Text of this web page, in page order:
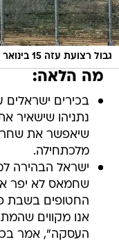
גבול רצועת עזה 15 בינואר 2025
מה הלאה:
בכירים ישראלים
נתניהו שישאיר
שיאפשר את
מלכתחילה.
ישראל הבהירה
שחמאס לא יפר
החטופים בשבת
אנו מקווים
העסקה", אמר